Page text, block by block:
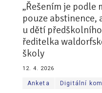
„Řešením je podle
pouze abstinence,
u dětí
ředitelka
školy
12. 4. 2026
Anketa Digitální